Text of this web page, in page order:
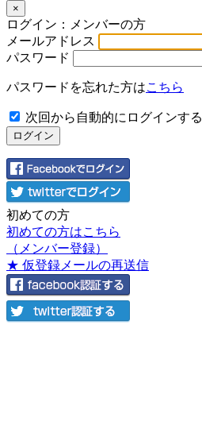
×
ログイン：メンバーの方
メールアドレス
パスワード
パスワードを忘れた方はこちら
次回から自動的にログインする
初めての方
初めての方はこちら
（メンバー登録）
★ 仮登録メールの再送信